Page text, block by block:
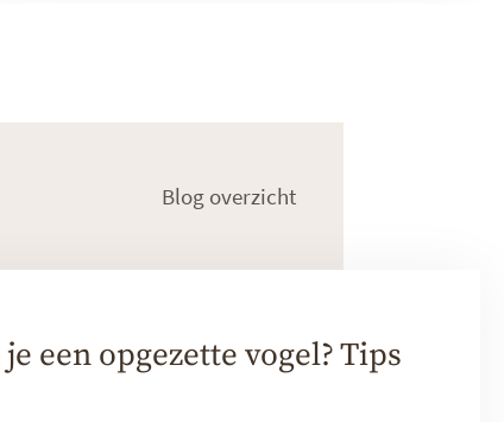
Blog overzicht
een opgezette vogel? Tips